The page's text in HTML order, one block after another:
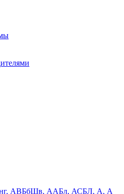
АВБбШв, ААБл, АСБЛ, А, А